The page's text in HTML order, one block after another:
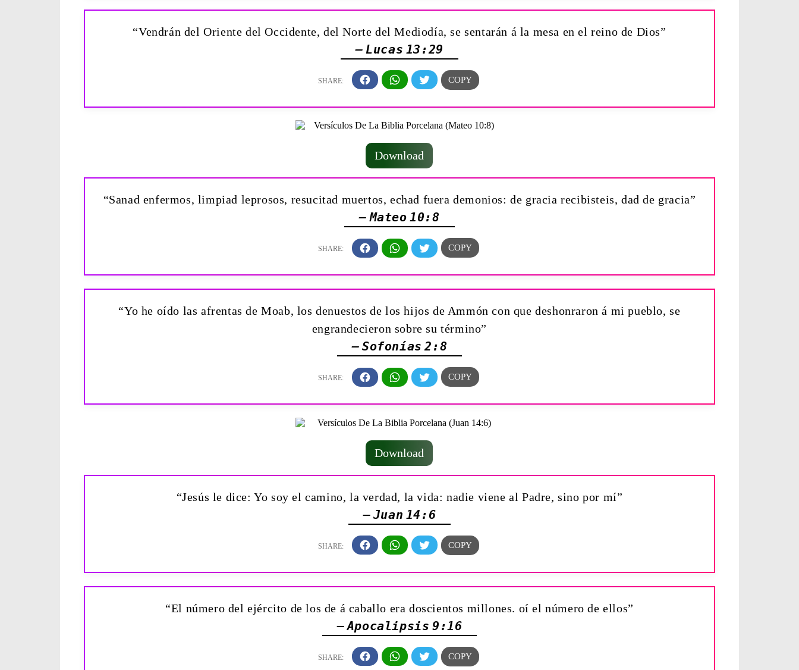
“Vendrán del Oriente del Occidente, del Norte del Mediodía, se sentarán á la mesa en el reino de Dios”
— Lucas 13:29
Download
“Sanad enfermos, limpiad leprosos, resucitad muertos, echad fuera demonios: de gracia recibisteis, dad de gracia”
— Mateo 10:8
“Yo he oído las afrentas de Moab, los denuestos de los hijos de Ammón con que deshonraron á mi pueblo, se
engrandecieron sobre su término”
— Sofonías 2:8
Download
“Jesús le dice: Yo soy el camino, la verdad, la vida: nadie viene al Padre, sino por mí”
— Juan 14:6
“El número del ejército de los de á caballo era doscientos millones. oí el número de ellos”
— Apocalipsis 9:16